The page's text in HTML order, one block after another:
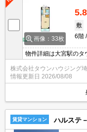
画像：33枚
5.8
敷
6階
物件詳細は大宮駅のタ
株式会社タウンハウジング
情報更新日 2026/08/08
賃貸マンション ハルステ